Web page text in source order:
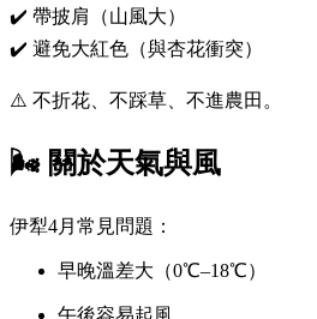
✔️ 帶披肩（山風大）
✔️ 避免大紅色（與杏花衝突）
⚠️ 不折花、不踩草、不進農田。
🌬 關於天氣與風
伊犁4月常見問題：
早晚溫差大（0℃–18℃）